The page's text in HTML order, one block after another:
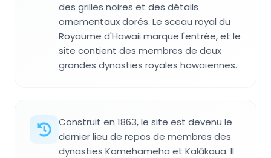
des grilles noires et des détails
ornementaux dorés. Le sceau royal du
Royaume d'Hawaii marque l'entrée, et le
site contient des membres de deux
grandes dynasties royales hawaïennes.
Construit en 1863, le site est devenu le
dernier lieu de repos de membres des
dynasties Kamehameha et Kalākaua. Il